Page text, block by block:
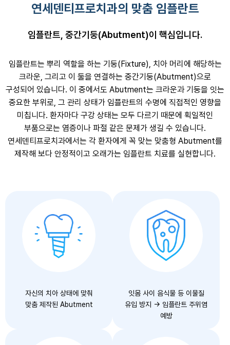
연세덴티프로치과의 맞춤 임플란트
임플란트, 중간기둥(Abutment)이 핵심입니다.
임플란트는 뿌리 역할을 하는 기둥(Fixture), 치아 머리에 해당하는
크라운, 그리고 이 둘을 연결하는 중간기둥(Abutment)으로
구성되어 있습니다. 이 중에서도 Abutment는 크라운과 기둥을 잇는
중요한 부위로, 그 관리 상태가 임플란트의 수명에 직접적인 영향을
미칩니다. 환자마다 구강 상태는 모두 다르기 때문에 획일적인
부품으로는 염증이나 파절 같은 문제가 생길 수 있습니다.
연세덴티프로치과에서는 각 환자에게 꼭 맞는 맞춤형 Abutment를
제작해 보다 안정적이고 오래가는 임플란트 치료를 실현합니다.
자신의 치아 상태에 맞춰
맞춤 제작된 Abutment
잇몸 사이 음식물 등 이물질
유입 방지 → 임플란트 주위염
예방